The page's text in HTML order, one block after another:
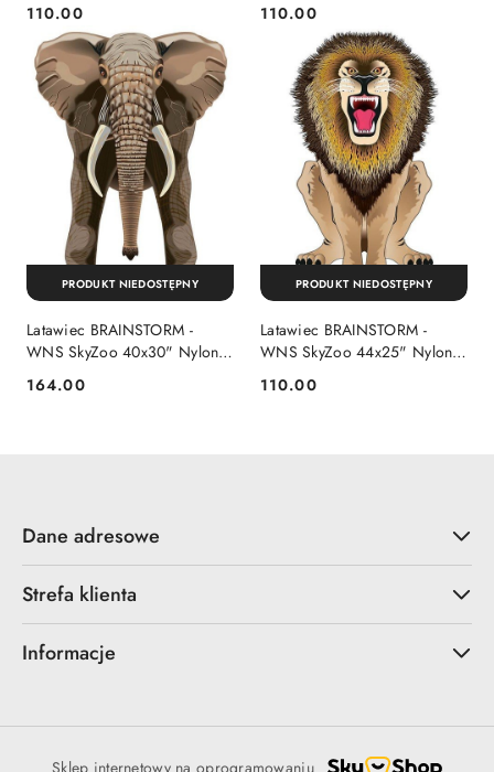
Cena:
110.00 Cena:
110.00
Latawiec BRAINSTORM -
WNS SkyZoo 40x30" Nylon
Elephant
Cena:
164.00
PRODUKT NIEDOSTĘPNY
Latawiec BRAINSTORM -
WNS SkyZoo 44x25" Nylon
Lion
Cena:
110.00
PRODUKT NIEDOSTĘPNY
Dane adresowe
Strefa klienta
Informacje
Sklep internetowy na oprogramowaniu